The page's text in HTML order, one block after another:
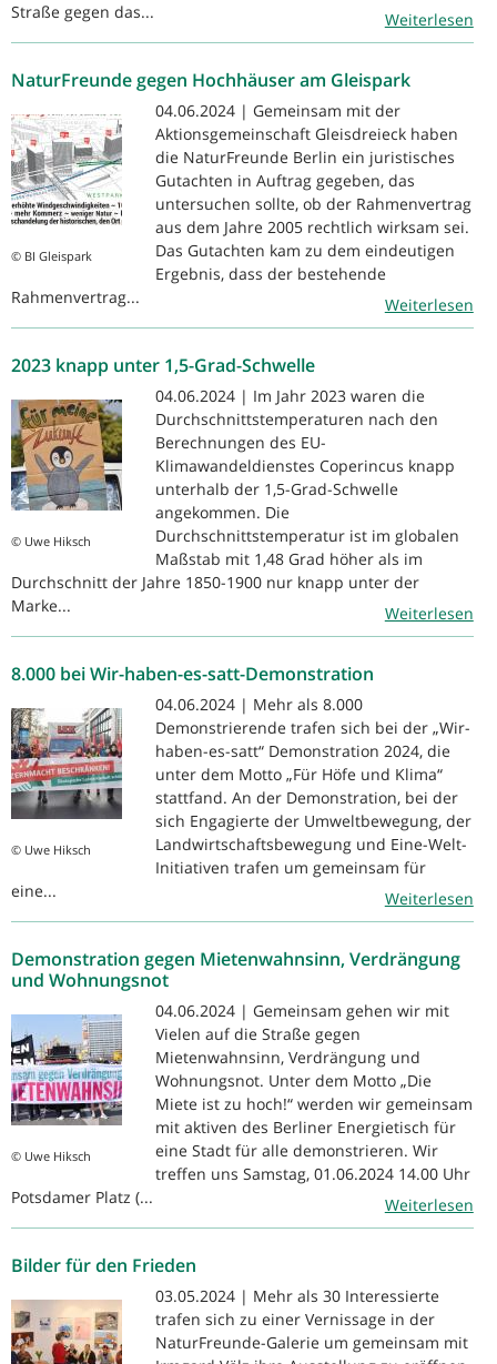
Straße gegen das...
Weiterlesen
NaturFreunde gegen Hochhäuser am Gleispark
© BI Gleispark
04.06.2024 | Gemeinsam mit der
Aktionsgemeinschaft Gleisdreieck haben
die NaturFreunde Berlin ein juristisches
Gutachten in Auftrag gegeben, das
untersuchen sollte, ob der Rahmenvertrag
aus dem Jahre 2005 rechtlich wirksam sei.
Das Gutachten kam zu dem eindeutigen
Ergebnis, dass der bestehende
Rahmenvertrag...
Weiterlesen
2023 knapp unter 1,5-Grad-Schwelle
© Uwe Hiksch
04.06.2024 | Im Jahr 2023 waren die
Durchschnittstemperaturen nach den
Berechnungen des EU-
Klimawandeldienstes Coperincus knapp
unterhalb der 1,5-Grad-Schwelle
angekommen. Die
Durchschnittstemperatur ist im globalen
Maßstab mit 1,48 Grad höher als im
Durchschnitt der Jahre 1850-1900 nur knapp unter der
Marke...
Weiterlesen
8.000 bei Wir-haben-es-satt-Demonstration
© Uwe Hiksch
04.06.2024 | Mehr als 8.000
Demonstrierende trafen sich bei der „Wir-
haben-es-satt“ Demonstration 2024, die
unter dem Motto „Für Höfe und Klima“
stattfand. An der Demonstration, bei der
sich Engagierte der Umweltbewegung, der
Landwirtschaftsbewegung und Eine-Welt-
Initiativen trafen um gemeinsam für
eine...
Weiterlesen
Demonstration gegen Mietenwahnsinn, Verdrängung
und Wohnungsnot
© Uwe Hiksch
04.06.2024 | Gemeinsam gehen wir mit
Vielen auf die Straße gegen
Mietenwahnsinn, Verdrängung und
Wohnungsnot. Unter dem Motto „Die
Miete ist zu hoch!“ werden wir gemeinsam
mit aktiven des Berliner Energietisch für
eine Stadt für alle demonstrieren. Wir
treffen uns Samstag, 01.06.2024 14.00 Uhr
Potsdamer Platz (...
Weiterlesen
Bilder für den Frieden
03.05.2024 | Mehr als 30 Interessierte
trafen sich zu einer Vernissage in der
NaturFreunde-Galerie um gemeinsam mit